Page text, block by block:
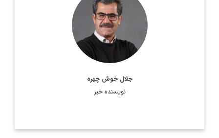
جلال خوش چهره
نویسنده خبر
روزنامه‌نگار و تحلیلگر مسائل بین‌الملل
اطلاعات بیشتر